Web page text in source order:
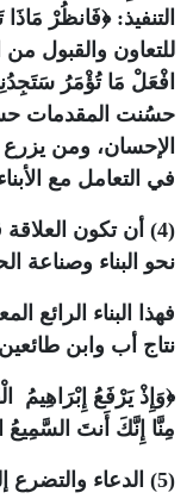
التنفيذ: ﴿فَانظُرْ
للتعاون والقبول من
افْعَلْ مَا تُؤْمَرُ
حسُنت المقدمات
الإحسان، ومن
في التعامل مع
(4) أن تكون
نحو البناء وصناعة
فهذا البناء الرائع
نتاج أب وابن
﴿وَإِذْ يَرْفَعُ إِبْرَاهِيمُ
مِنَّا إِنَّكَ أَنتَ السَّمِيعُ
(5) الدعاء